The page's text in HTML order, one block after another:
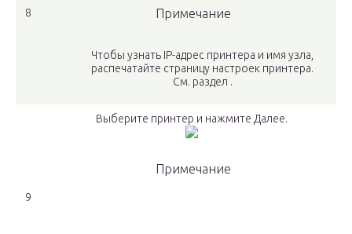
8 Примечание
Чтобы узнать IP-адрес принтера и имя узла,
распечатайте страницу настроек принтера.
См. раздел .
9
Выберите принтер и нажмите Далее.
Примечание